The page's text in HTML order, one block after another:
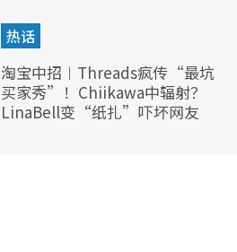
热话
淘宝中招︱Threads疯传“最坑
买家秀”！Chiikawa中辐射？
LinaBell变“纸扎”吓坏网友